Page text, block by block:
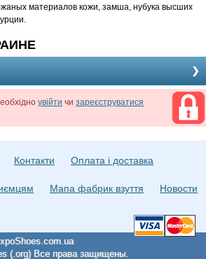
материалов кожи, замша, нубука высших
увійти чи зареєструватися
Контакти Оплата і доставка
Мапа фабрик взуття Новости
(.org) Все права защищены.